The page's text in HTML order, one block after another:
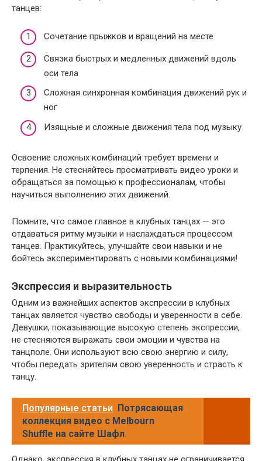
танцев:
Сочетание прыжков и вращений на месте
Связка быстрых и медленных движений вдоль
оси тела
Сложная синхронная комбинация движений рук и
ног
Изящные и сложные движения тела под музыку
Освоение сложных комбинаций требует времени и
терпения. Не стесняйтесь просматривать видео уроки и
обращаться за помощью к профессионалам, чтобы
научиться выполнению этих движений.
Помните, что самое главное в клубных танцах — это
отдаваться ритму музыки и наслаждаться процессом
танцев. Практикуйтесь, улучшайте свои навыки и не
бойтесь экспериментировать с новыми комбинациями!
Экспрессия и выразительность
Одним из важнейших аспектов экспрессии в клубных
танцах является чувство свободы и уверенности в себе.
Девушки, показывающие высокую степень экспрессии,
не стесняются выражать свои эмоции и чувства на
танцполе. Они используют всю свою энергию и силу,
чтобы передать зрителям свою уверенность и страсть к
танцу.
Популярные статьи Потрясающая
коллекция видео с Melbourn
Shuffle на сайте Шафл